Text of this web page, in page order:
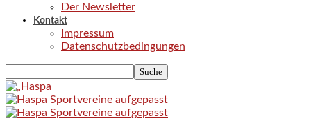
Der Newsletter
Kontakt
Impressum
Datenschutzbedingungen